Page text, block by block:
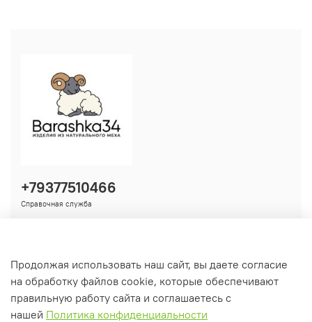
Информация
+79377510466
Справочная служба
Продолжая использовать наш сайт, вы даете согласие
на обработку файлов cookie, которые обеспечивают
правильную работу сайта и соглашаетесь с
нашей Политика конфиденциальности